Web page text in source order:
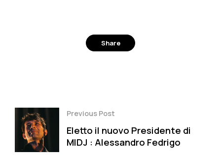
Share
Previous Post
Eletto il nuovo Presidente di
MIDJ : Alessandro Fedrigo